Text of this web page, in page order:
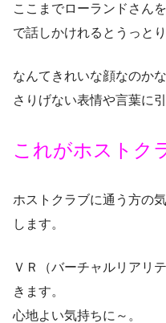
ここまでローランドさん
で話しかけれるとうっと
なんてきれいな顔なのかな
さりげない表情や言葉に
これがホストク
ホストクラブに通う方の
します。
ＶＲ（バーチャルリアリ
きます。
心地よい気持ちに～。